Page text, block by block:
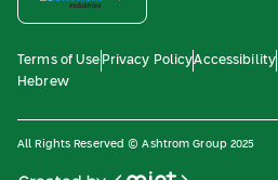
Terms of Use Privacy PolicyAccessibility
Hebrew
All Rights Reserved © Ashtrom Group 2025